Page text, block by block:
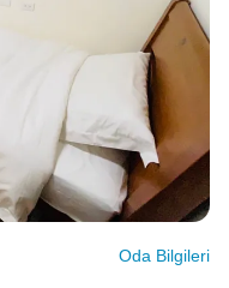
Oda Bilgileri